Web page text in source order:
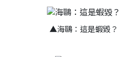
▲海鷗：這是蝦毀？